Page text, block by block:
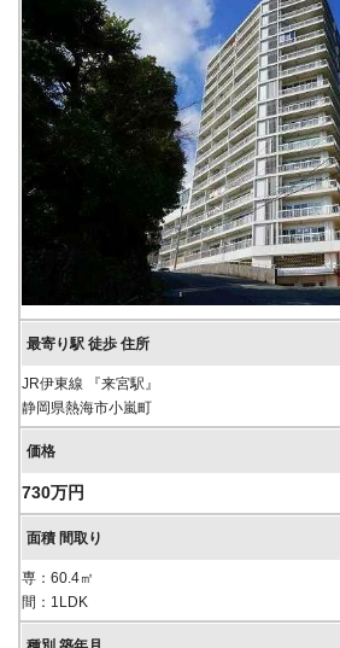
JR伊東線 『来宮駅』
静岡県熱海市小嵐町
730万円
専：60.4㎡
間：1LDK